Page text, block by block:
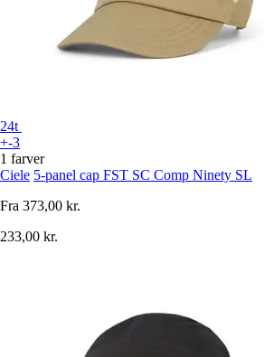
24t
+-3
1 farver
Ciele 5-panel cap FST SC Comp Ninety SL
Fra 373,00 kr.
233,00 kr.